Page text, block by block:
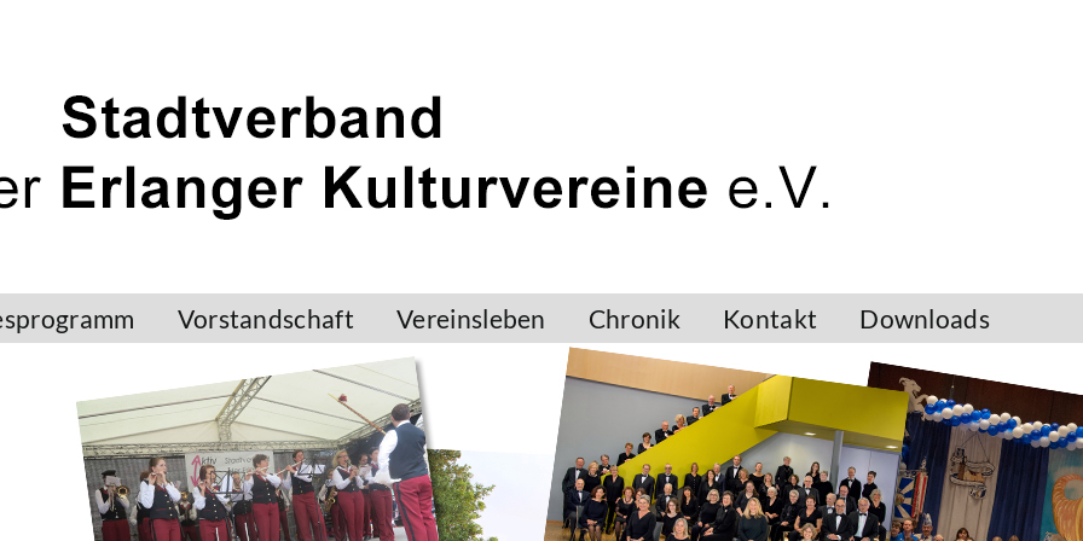
Vorstandschaft Vereinsleben Chronik Kontakt Downloads